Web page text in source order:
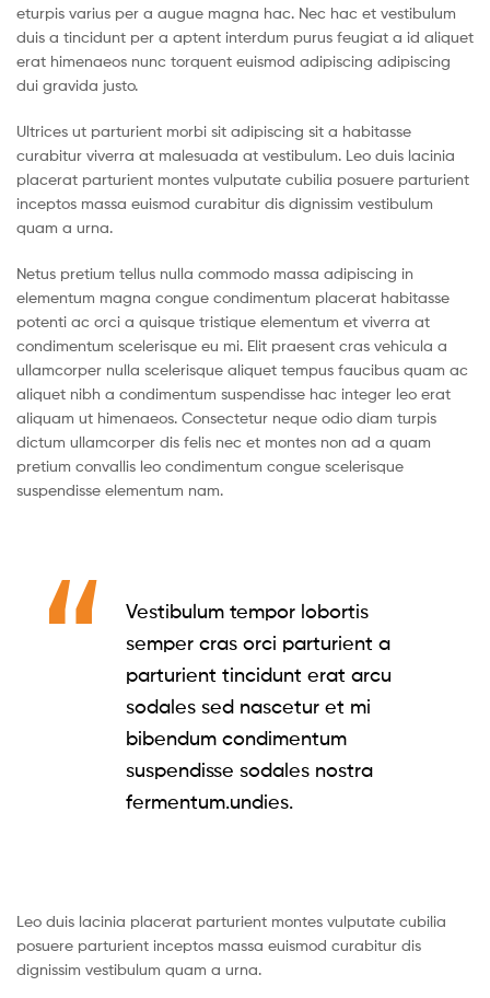
eturpis varius per a augue magna hac. Nec hac et vestibulum
duis a tincidunt per a aptent interdum purus feugiat a id aliquet
erat himenaeos nunc torquent euismod adipiscing adipiscing
dui gravida justo.
Ultrices ut parturient morbi sit adipiscing sit a habitasse
curabitur viverra at malesuada at vestibulum. Leo duis lacinia
placerat parturient montes vulputate cubilia posuere parturient
inceptos massa euismod curabitur dis dignissim vestibulum
quam a urna.
Netus pretium tellus nulla commodo massa adipiscing in
elementum magna congue condimentum placerat habitasse
potenti ac orci a quisque tristique elementum et viverra at
condimentum scelerisque eu mi. Elit praesent cras vehicula a
ullamcorper nulla scelerisque aliquet tempus faucibus quam ac
aliquet nibh a condimentum suspendisse hac integer leo erat
aliquam ut himenaeos. Consectetur neque odio diam turpis
dictum ullamcorper dis felis nec et montes non ad a quam
pretium convallis leo condimentum congue scelerisque
suspendisse elementum nam.
Vestibulum tempor lobortis
semper cras orci parturient a
parturient tincidunt erat arcu
sodales sed nascetur et mi
bibendum condimentum
suspendisse sodales nostra
fermentum.undies.
Leo duis lacinia placerat parturient montes vulputate cubilia
posuere parturient inceptos massa euismod curabitur dis
dignissim vestibulum quam a urna.